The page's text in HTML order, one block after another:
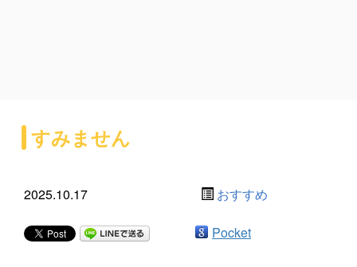
すみません
2025.10.17 おすすめ
Pocket